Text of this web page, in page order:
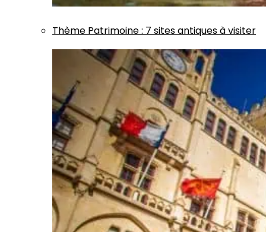
Thème Patrimoine: 7 sites antiques à visiter